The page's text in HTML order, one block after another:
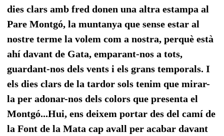
dies clars amb fred donen una altra estampa al
Pare Montgó, la muntanya que sense estar al
nostre terme la volem com a nostra, perquè està
ahí davant de Gata, emparant-nos a tots,
guardant-nos dels vents i els grans temporals. I
els dies clars de la tardor sols tenim que mirar-
la per adonar-nos dels colors que presenta el
Montgó...Hui, ens deixem portar des del camí de
la Font de la Mata cap avall per acabar davant